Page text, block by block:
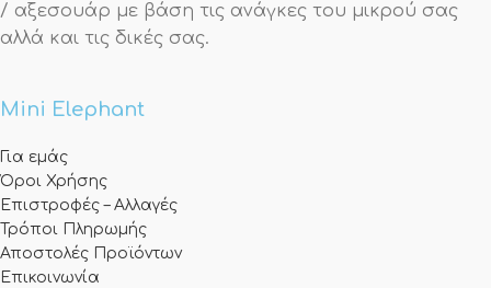
/ αξεσουάρ με βάση τις ανάγκες του μικρού σας
αλλά και τις δικές σας.
Mini Elephant
Για εμάς
Όροι Χρήσης
Επιστροφές – Αλλαγές
Τρόποι Πληρωμής
Αποστολές Προϊόντων
Επικοινωνία